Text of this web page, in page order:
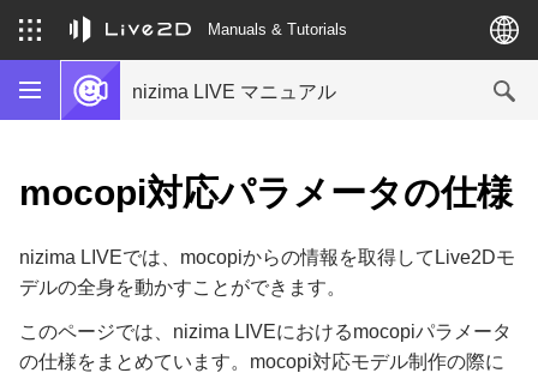
Manuals & Tutorials
nizima LIVE マニュアル
mocopi対応パラメータの仕様
nizima LIVEでは、mocopiからの情報を取得してLive2Dモ
デルの全身を動かすことができます。
このページでは、nizima LIVEにおけるmocopiパラメータ
の仕様をまとめています。mocopi対応モデル制作の際に